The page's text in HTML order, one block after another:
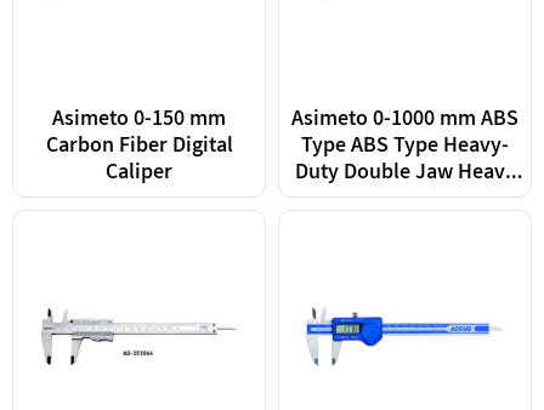
Asimeto 0-150 mm
Carbon Fiber Digital
Caliper
Asimeto 0-1000 mm ABS
Type ABS Type Heavy-
Duty Double Jaw Heavy
Duty Caliper Double Jaw